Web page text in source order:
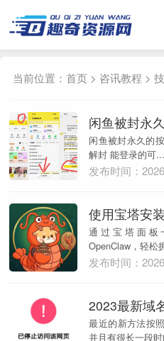
当前位置：首页 > 咨讯教程 >
闲鱼被封永
闲鱼被封永久的
解封 能登录的可...
发布时间：
使用宝塔安
通过宝塔面
OpenClaw，轻松
发布时间：
最近的新方法按